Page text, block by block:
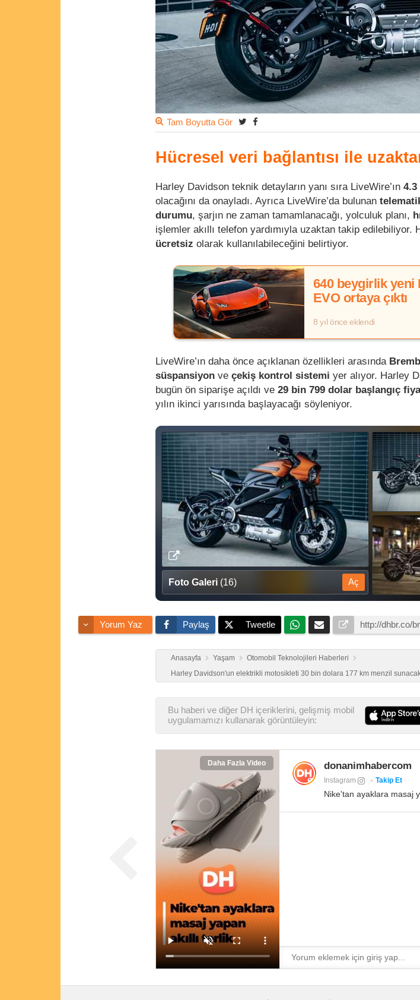
Tam Boyutta Gör
Hücresel veri bağlantısı ile
Harley Davidson teknik detayların yanı sıra LiveWire’ın
olacağını da onayladı. Ayrıca LiveWire’da bulunan
durumu, şarjın ne zaman tamamlanacağı, yolculuk planı,
işlemler akıllı telefon yardımıyla uzaktan takip
ücretsiz olarak kullanılabileceğini belirtiyor.
640 beygirlik yeni
EVO ortaya çıktı
8 yıl önce eklendi
LiveWire’ın daha önce açıklanan özellikleri arasında
süspansiyon ve çekiş kontrol sistemi yer alıyor. Harley
bugün ön siparişe açıldı ve 29 bin 799 dolar başlangıç
yılın ikinci yarısında başlayacağı söyleniyor.
Foto Galeri (16) Aç
Yorum Yaz Paylaş Tweetle
Anasayfa Yaşam
Otomobil Teknolojileri Haberleri
Harley Davidson'un elektrikli motosikleti 30 bin dolara 177 km menzil
Bu haberi ve diğer DH içeriklerini, gelişmiş mobil
uygulamamızı kullanarak görüntüleyin:
Daha Fazla Video donanimhabercom
Instagram Takip Et
Nike'tan ayaklara masaj